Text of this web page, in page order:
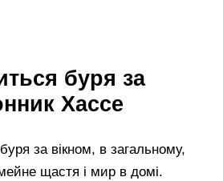
буря за
Хассе
за вікном, в загальному,
щастя і мир в домі.